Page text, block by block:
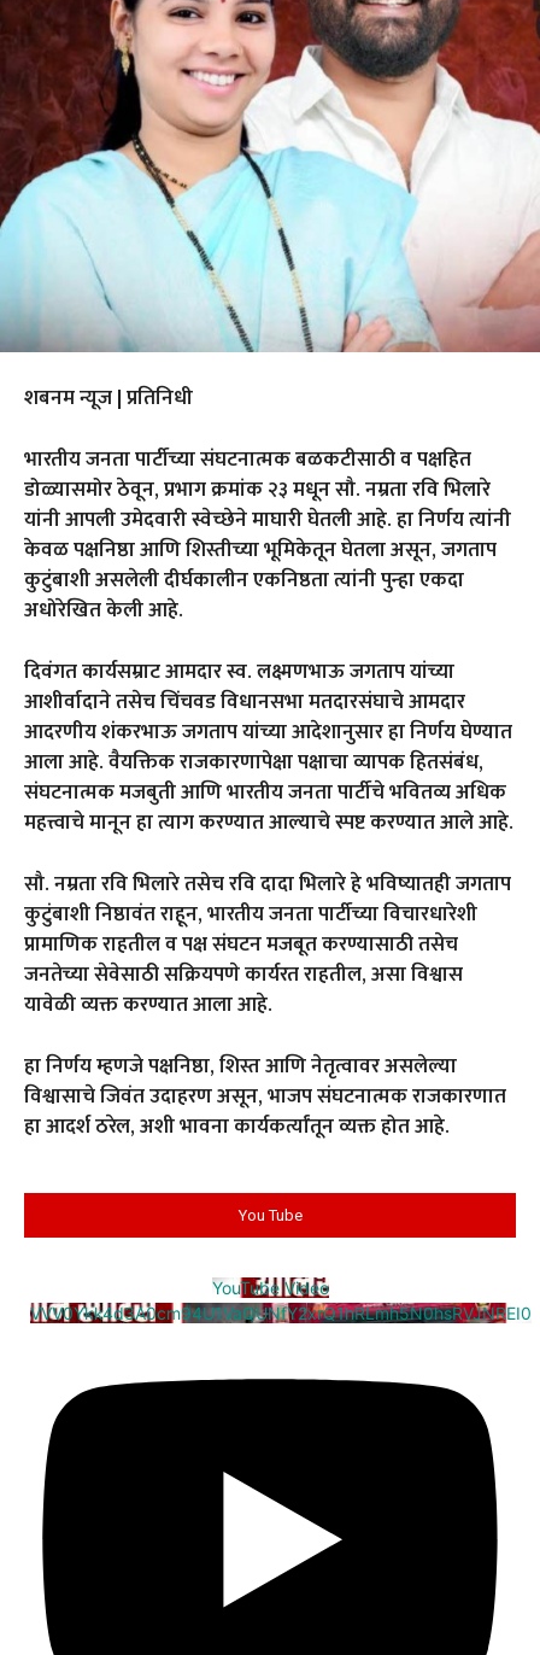
शबनम न्यूज | प्रतिनिधी
भारतीय जनता पार्टीच्या संघटनात्मक बळकटीसाठी व पक्षहित
डोळ्यासमोर ठेवून, प्रभाग क्रमांक २३ मधून सौ. नम्रता रवि भिलारे
यांनी आपली उमेदवारी स्वेच्छेने माघारी घेतली आहे. हा निर्णय त्यांनी
केवळ पक्षनिष्ठा आणि शिस्तीच्या भूमिकेतून घेतला असून, जगताप
कुटुंबाशी असलेली दीर्घकालीन एकनिष्ठता त्यांनी पुन्हा एकदा
अधोरेखित केली आहे.
दिवंगत कार्यसम्राट आमदार स्व. लक्ष्मणभाऊ जगताप यांच्या
आशीर्वादाने तसेच चिंचवड विधानसभा मतदारसंघाचे आमदार
आदरणीय शंकरभाऊ जगताप यांच्या आदेशानुसार हा निर्णय घेण्यात
आला आहे. वैयक्तिक राजकारणापेक्षा पक्षाचा व्यापक हितसंबंध,
संघटनात्मक मजबुती आणि भारतीय जनता पार्टीचे भवितव्य अधिक
महत्त्वाचे मानून हा त्याग करण्यात आल्याचे स्पष्ट करण्यात आले आहे.
सौ. नम्रता रवि भिलारे तसेच रवि दादा भिलारे हे भविष्यातही जगताप
कुटुंबाशी निष्ठावंत राहून, भारतीय जनता पार्टीच्या विचारधारेशी
प्रामाणिक राहतील व पक्ष संघटन मजबूत करण्यासाठी तसेच
जनतेच्या सेवेसाठी सक्रियपणे कार्यरत राहतील, असा विश्वास
यावेळी व्यक्त करण्यात आला आहे.
हा निर्णय म्हणजे पक्षनिष्ठा, शिस्त आणि नेतृत्वावर असलेल्या
विश्वासाचे जिवंत उदाहरण असून, भाजप संघटनात्मक राजकारणात
हा आदर्श ठरेल, अशी भावना कार्यकर्त्यांतून व्यक्त होत आहे.
You Tube
YouTube Video
VVV0Ykk4d3A0cm94U1VaQUNfY2xrQ1hRLmh5N0hsRVJNREI0